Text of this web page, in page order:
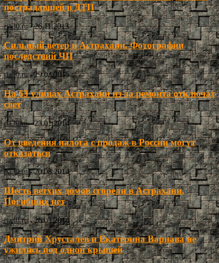
пострадавшей в ДТП
ria30.ru - 26.11.2013
Сильный ветер в Астрахани. Фотографии
последствий ЧП
ria30.ru - 29.03.2015
На 63 улицах Астрахани из-за ремонта отключат
свет
ria30.ru - 23.01.2014
От введения налога с продаж в России могут
отказаться
ria30.ru - 20.08.2014
Шесть ветхих домов сгорели в Астрахани.
Погибших нет
ria30.ru - 26.03.2014
Дмитрий Хрусталев и Екатерина Варнава не
ужились под одной крышей